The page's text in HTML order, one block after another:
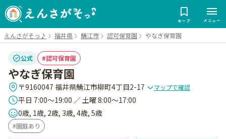
キープ メニュー
えんさがそっ♪ 福井県 鯖江市 認可保育園 やなぎ保育園
公式 認可保育園
やなぎ保育園
〒9160047 福井県鯖江市柳町4丁目2-17 マップで確認
平日 7:00～19:00 ／ 土曜 8:00～17:00
0歳, 1歳, 2歳, 3歳, 4歳, 5歳
園庭あり